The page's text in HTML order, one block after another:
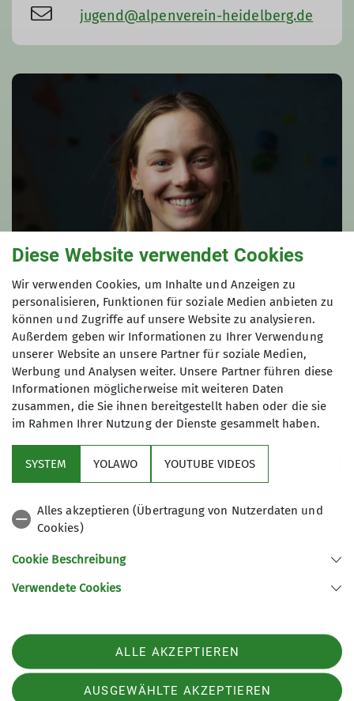
jugend@alpenverein-heidelberg.de
Annika Fichter
Jugendreferentin
jugend@alpenverein-heidelberg.de
Sektion
Deutscher Alpenverein Sektion Heidelberg 1869 e.V.
Harbigweg 20
69124 Heidelberg
Telefon +496221484076
Diese Website verwendet Cookies
Wir verwenden Cookies, um Inhalte und Anzeigen zu
personalisieren, Funktionen für soziale Medien anbieten zu
können und Zugriffe auf unsere Website zu analysieren.
Außerdem geben wir Informationen zu Ihrer Verwendung
unserer Website an unsere Partner für soziale Medien,
Werbung und Analysen weiter. Unsere Partner führen diese
Informationen möglicherweise mit weiteren Daten
zusammen, die Sie ihnen bereitgestellt haben oder die sie
im Rahmen Ihrer Nutzung der Dienste gesammelt haben.
SYSTEM YOLAWO YOUTUBE VIDEOS
Alles akzeptieren (Übertragung von Nutzerdaten und
Cookies)
Cookie Beschreibung
Verwendete Cookies
ALLE AKZEPTIEREN
AUSGEWÄHLTE AKZEPTIEREN